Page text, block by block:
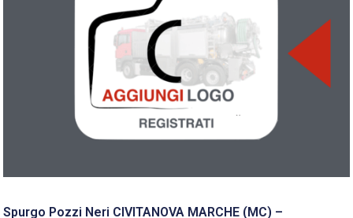
Spurgo Pozzi Neri CIVITANOVA MARCHE (MC) –